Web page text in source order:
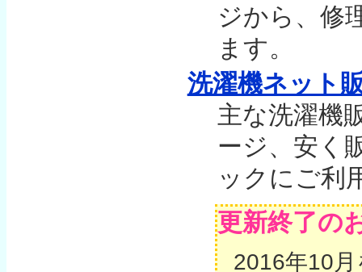
ジから、修
ます。
洗濯機ネット
主な洗濯機
ージ、安く
ックにご利
更新終了の
2016年10